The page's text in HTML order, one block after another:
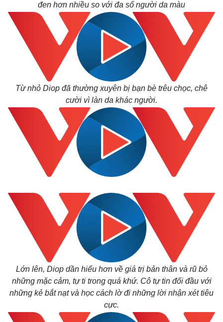
đen hơn nhiều so với đa số người da màu
Từ nhỏ Diop đã thường xuyên bị bạn bè trêu chọc, chê
cười vì làn da khác người.
Lớn lên, Diop dần hiểu hơn về giá trị bản thân và rũ bỏ
những mặc cảm, tự ti trong quá khứ. Cô tự tin đối đầu với
những kẻ bắt nạt và học cách lờ đi những lời nhận xét tiêu
cực.